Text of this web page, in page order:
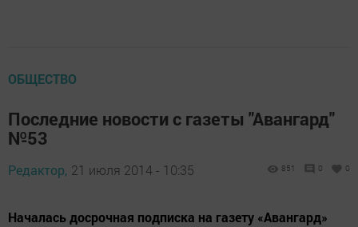
ОБЩЕСТВО
Последние новости с газеты "Авангард"
№53
Редактор, 21 июля 2014 - 10:35 851 0 0
Началась досрочная подписка на газету «Авангард»